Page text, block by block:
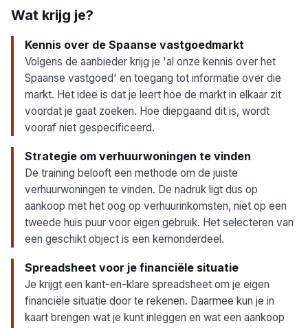
Wat krijg je?
Kennis over de Spaanse vastgoedmarkt
Volgens de aanbieder krijg je 'al onze kennis over het
Spaanse vastgoed' en toegang tot informatie over die
markt. Het idee is dat je leert hoe de markt in elkaar zit
voordat je gaat zoeken. Hoe diepgaand dit is, wordt
vooraf niet gespecificeerd.
Strategie om verhuurwoningen te vinden
De training belooft een methode om de juiste
verhuurwoningen te vinden. De nadruk ligt dus op
aankoop met het oog op verhuurinkomsten, niet op een
tweede huis puur voor eigen gebruik. Het selecteren van
een geschikt object is een kernonderdeel.
Spreadsheet voor je financiële situatie
Je krijgt een kant-en-klare spreadsheet om je eigen
financiële situatie door te rekenen. Daarmee kun je in
kaart brengen wat je kunt inleggen en wat een aankoop